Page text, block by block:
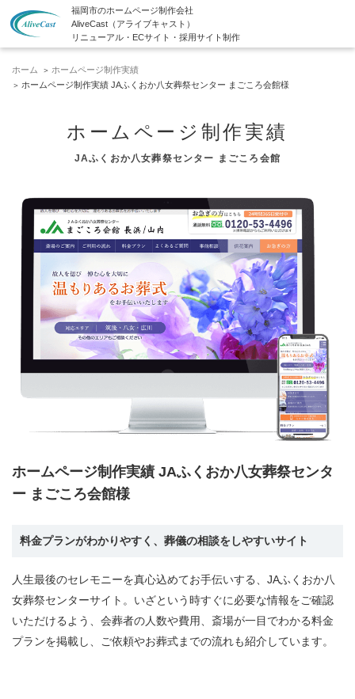
福岡市のホームページ制作会社
AliveCast（アライブキャスト）
リニューアル・ECサイト・採用サイト制作
ホーム
ホームページ制作実績
ホームページ制作実績 JAふくおか八女葬祭センター まごころ会館様
ホームページ制作実績
JAふくおか八女葬祭センター まごころ会館
ホームページ制作実績 JAふくおか八女葬祭センタ
ー まごころ会館様
料金プランがわかりやすく、葬儀の相談をしやすいサイト
人生最後のセレモニーを真心込めてお手伝いする、JAふくおか八
女葬祭センターサイト。いざという時すぐに必要な情報をご確認
いただけるよう、会葬者の人数や費用、斎場が一目でわかる料金
プランを掲載し、ご依頼やお葬式までの流れも紹介しています。